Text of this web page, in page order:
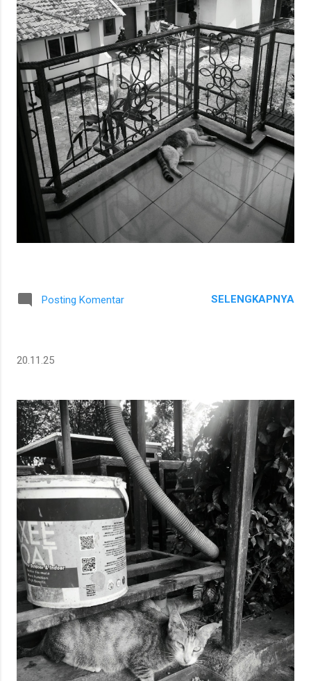
Posting Komentar SELENGKAPNYA
20.11.25